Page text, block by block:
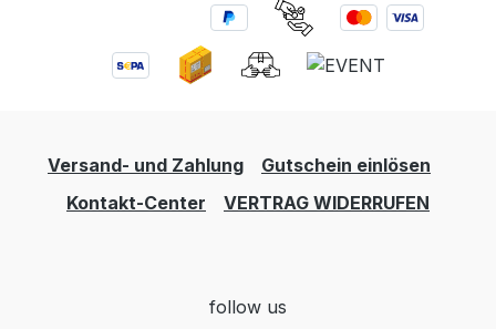
Versand- und Zahlung
Gutschein einlösen
Kontakt-Center
VERTRAG WIDERRUFEN
follow us